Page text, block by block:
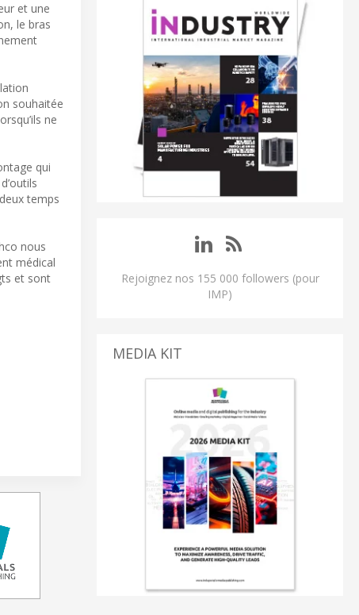
et une
le bras
souhaitée
ne
qui
temps
nous
médical
et sont
Rejoignez nos 155 000 followers (pour
IMP)
MEDIA KIT